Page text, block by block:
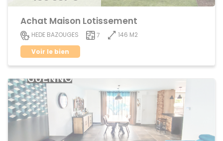
Achat Maison Lotissement
HEDE BAZOUGES 7
146 M2
Voir le bien